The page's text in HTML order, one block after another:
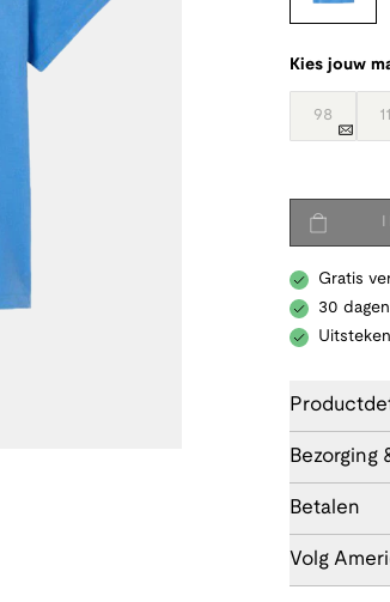
Kies jouw
98
Gratis
30
Bezorging
Betalen
Volg